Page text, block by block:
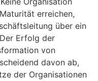
erreichen,
über ein
Erfolg der
von
davon ab,
der Organisationen